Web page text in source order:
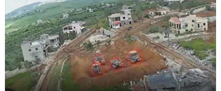
Instagram como: hispan_tv